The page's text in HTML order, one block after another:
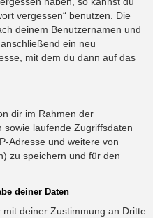
vergessen“ benutzen. Die
deinem Benutzernamen und
ein neu
mit dem du dann auf das
dir im Rahmen der
sowie laufende Zugriffsdaten
Adresse und weitere von
zu speichern und für den
deiner Daten
deiner Zustimmung an Dritte